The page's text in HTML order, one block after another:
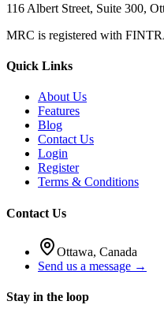
116 Albert Street, Suite 300,
MRC is registered with
Quick Links
About Us
Features
Blog
Contact Us
Login
Register
Terms & Conditions
Contact Us
Ottawa, Canada
Send us a message →
Stay in the loop